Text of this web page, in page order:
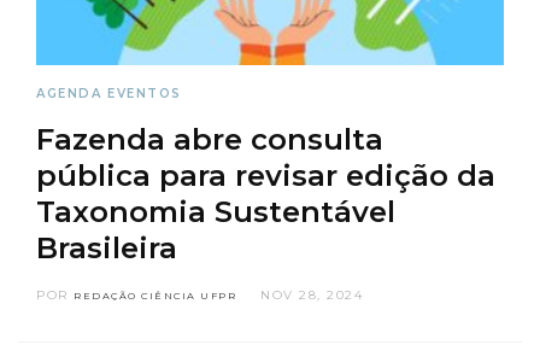
AGENDA EVENTOS
Fazenda abre consulta
pública para revisar edição da
Taxonomia Sustentável
Brasileira
POR REDAÇÃO CIÊNCIA UFPR NOV 28, 2024